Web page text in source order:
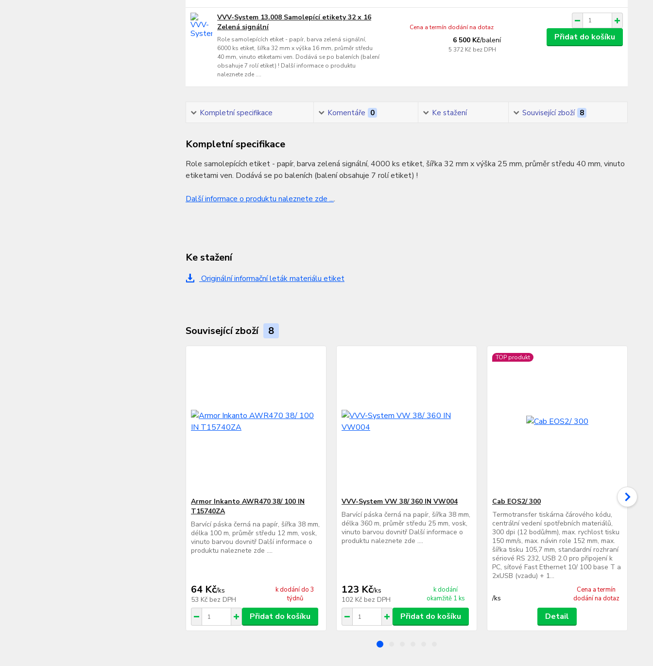
VVV-System 13.008 Samolepící etikety 32 x 16
Zelená signální
Role samolepících etiket - papír, barva zelená signální,
6000 ks etiket, šířka 32 mm x výška 16 mm, průměr středu
40 mm, vinuto etiketami ven. Dodává se po baleních (balení
obsahuje 7 rolí etiket) ! Další informace o produktu
naleznete zde ....
6 500 Kč/balení
5 372 Kč bez DPH
Cena a termín dodání na dotaz
Přidat do košíku
Kompletní specifikace Komentáře 0 Ke stažení Související zboží 8
Kompletní specifikace
Role samolepících etiket - papír, barva zelená signální, 4000 ks etiket, šířka 32 mm x výška 25 mm, průměr středu 40 mm, vinuto
etiketami ven. Dodává se po baleních (balení obsahuje 7 rolí etiket) !
Další informace o produktu naleznete zde ....
Ke stažení
Originální informační leták materiálu etiket
Související zboží 8
Armor Inkanto AWR470 38/ 100 IN
T15740ZA
Barvící páska černá na papír, šířka 38 mm,
délka 100 m, průměr středu 12 mm, vosk,
vinuto barvou dovnitř Další informace o
produktu naleznete zde ....
64 Kč/ks
53 Kč bez DPH
k dodání do 3
týdnů
Přidat do košíku
VVV-System VW 38/ 360 IN VW004
Barvící páska černá na papír, šířka 38 mm,
délka 360 m, průměr středu 25 mm, vosk,
vinuto barvou dovnitř Další informace o
produktu naleznete zde ....
123 Kč/ks
102 Kč bez DPH
k dodání
okamžitě 1 ks
Přidat do košíku
TOP produkt
Cab EOS2/ 300
Termotransfer tiskárna čárového kódu,
centrální vedení spotřebních materiálů,
300 dpi (12 bodů/mm), max. rychlost tisku
150 mm/s, max. návin role 152 mm, max.
šířka tisku 105,7 mm, standardní rozhraní
sériové RS 232, USB 2.0 pro připojení k
PC, síťové Fast Ethernet 10/ 100 base T a
2xUSB (vzadu) + 1...
/ks
Cena a termín
dodání na dotaz
Detail